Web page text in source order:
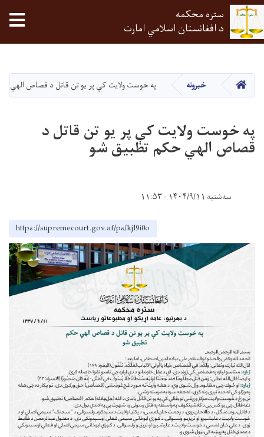
دانګل
ستره محکمه
د افغانستان اسلامي امارت
HOME خبرونه په خوست ولایت کې پر یو تن قاتل د قصاص الهي
په خوست ولایت کې پر یو تن قاتل د
قصاص الهي حکم تطبیق شو
سه‌شنبه ۱۴۰۴/۹/۱۱ - ۱۱:۵۳
https://supremecourt.gov.af/ps/kjl9i0o